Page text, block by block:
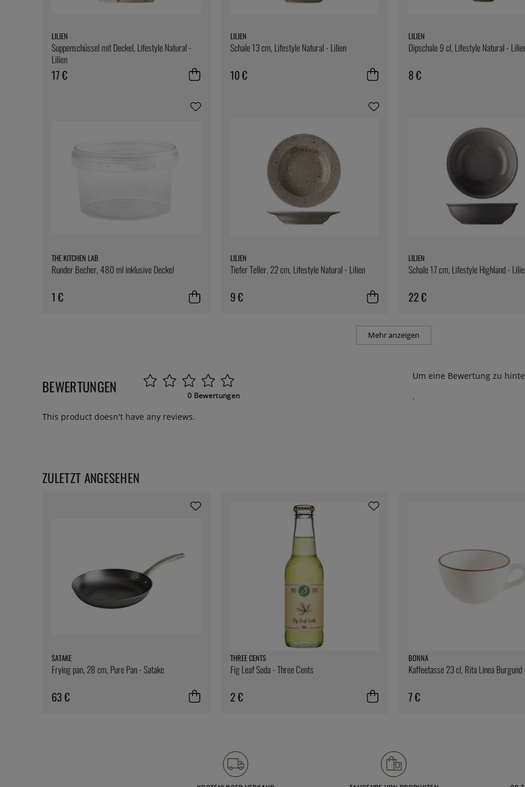
LILIEN
Suppenschüssel mit Deckel, Lifestyle Natural -
Lilien
17 €
LILIEN
Schale 13 cm, Lifestyle Natural - Lilien
10 €
LILIEN
Dipschale 9 cl, Lifestyle Natural -
8 €
THE KITCHEN LAB
Runder Becher, 480 ml inklusive Deckel
1 €
LILIEN
Tiefer Teller, 22 cm, Lifestyle Natural - Lilien
9 €
LILIEN
Schale 17 cm, Lifestyle Highland -
22 €
Mehr anzeigen
BEWERTUNGEN 0 Bewertungen
Um eine Bewertung zu
.
This product doesn't have any reviews.
ZULETZT ANGESEHEN
SATAKE
Frying pan, 28 cm, Pure Pan - Satake
63 €
THREE CENTS
Fig Leaf Soda - Three Cents
2 €
BONNA
Kaffeetasse 23 cl, Rita Linea Burgund
7 €